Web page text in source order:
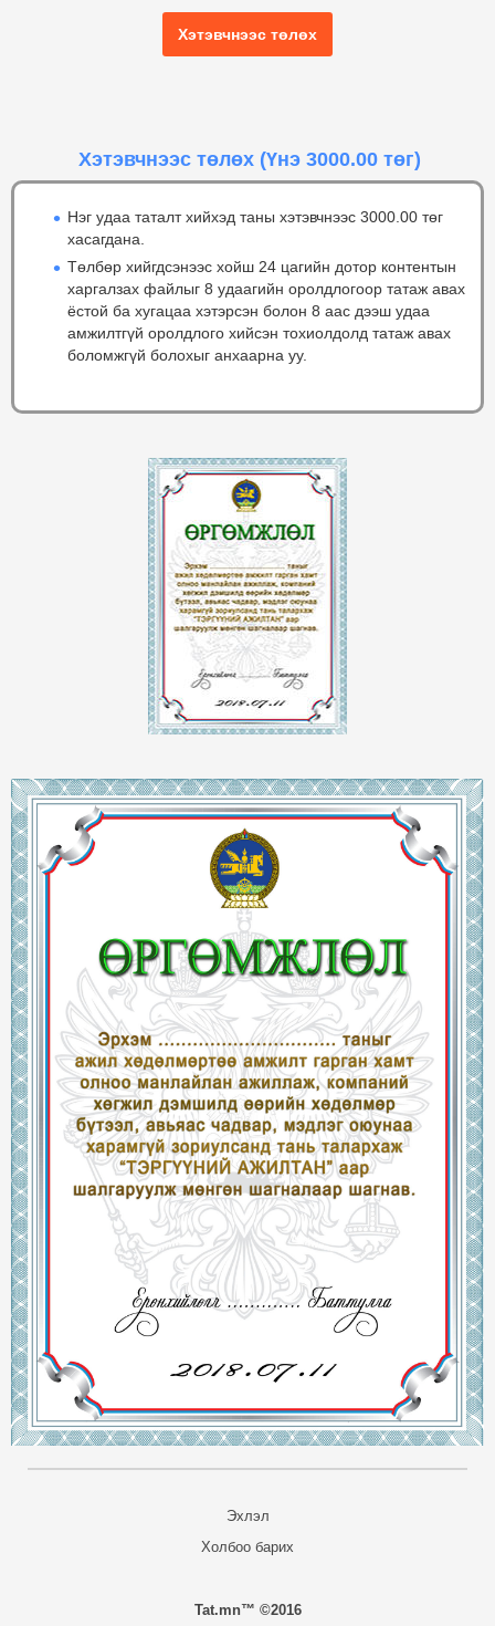
Хэтэвчнээс төлөх
Хэтэвчнээс төлөх (Үнэ 3000.00 төг)
Нэг удаа таталт хийхэд таны хэтэвчнээс 3000.00 төг
хасагдана.
Төлбөр хийгдсэнээс хойш 24 цагийн дотор контентын
харгалзах файлыг 8 удаагийн оролдлогоор татаж авах
ёстой ба хугацаа хэтэрсэн болон 8 аас дээш удаа
амжилтгүй оролдлого хийсэн тохиолдолд татаж авах
боломжгүй болохыг анхаарна уу.
Эхлэл
Холбоо барих
Tat.mn™ ©2016